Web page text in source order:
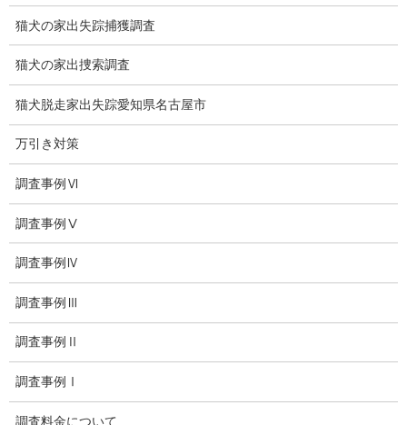
いじめ相談・愛知県名古屋
子供のいじめ問題・いじめ相談、小学生、中学生、高校生
日本版DBS
お問い合わせ
愛知県内出張面談実施中
浮気調査専門
結婚前の行動調査
結婚調査
社員の行動調査
猫犬の家出失踪捕獲調査
猫犬の家出捜索調査
猫犬脱走家出失踪愛知県名古屋市
万引き対策
調査事例Ⅵ
調査事例Ⅴ
調査事例Ⅳ
調査事例Ⅲ
調査事例Ⅱ
調査事例Ⅰ
調査料金について